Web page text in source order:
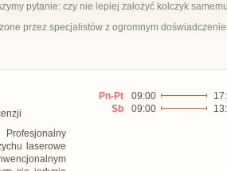
pytanie: czy nie lepiej założyć kolczyk
przez specjalistów z ogromnym
laserowe
Pn-Pt 09:00
Sb
09:00